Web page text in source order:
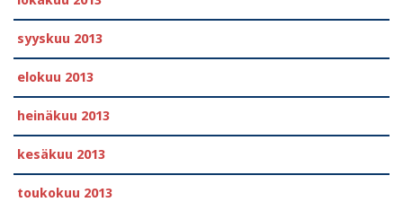
syyskuu 2013
elokuu 2013
heinäkuu 2013
kesäkuu 2013
toukokuu 2013